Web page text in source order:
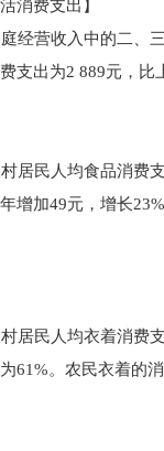
消费支出】
经营收入中的二、
支出为2 889元，比
居民人均食品消费
增加49元，增长
居民人均衣着消费
61%。农民衣着的